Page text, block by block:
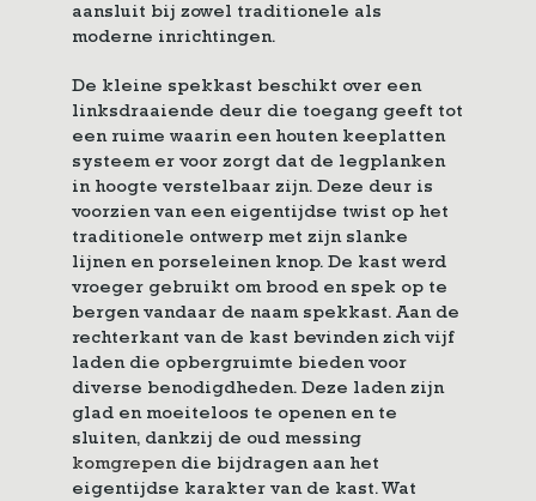
aansluit bij zowel traditionele als
moderne inrichtingen.
De kleine spekkast beschikt over een
linksdraaiende deur die toegang geeft tot
een ruime waarin een houten keeplatten
systeem er voor zorgt dat de legplanken
in hoogte verstelbaar zijn. Deze deur is
voorzien van een eigentijdse twist op het
traditionele ontwerp met zijn slanke
lijnen en porseleinen knop. De kast werd
vroeger gebruikt om brood en spek op te
bergen vandaar de naam spekkast. Aan de
rechterkant van de kast bevinden zich vijf
laden die opbergruimte bieden voor
diverse benodigdheden. Deze laden zijn
glad en moeiteloos te openen en te
sluiten, dankzij de oud messing
komgrependie bijdragen aan het
eigentijdse karakter van de kast. Wat